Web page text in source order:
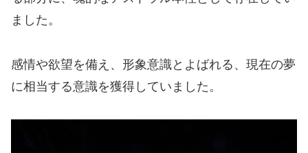
ました。
感情や欲望を備え、形象意識とよばれる、現在の夢
に相当する意識を獲得していました。